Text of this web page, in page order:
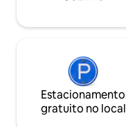
Estacionamento
gratuito no local